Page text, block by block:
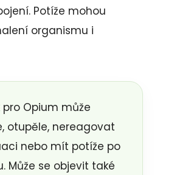
Potíže mohou
organismu i
pro Opium může
otupěle, nereagovat
nebo mít potíže po
Může se objevit také